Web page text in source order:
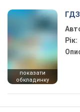
показати
обкладинку
Рік: